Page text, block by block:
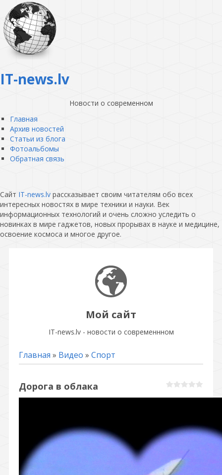
IT-news.lv
Новости о современном
Главная
Архив новостей
Статьи из блога
Фотоальбомы
Обратная связь
Сайт IT-news.lv рассказывает своим читателям обо всех
интересных новостях в мире техники и науки. Век
информационных технологий и очень сложно уследить о
новинках в мире гаджетов, новых прорывах в науке и медицине,
освоение космоса и многое другое.
Мой сайт
IT-news.lv - новости о современнном
Главная » Видео » Спорт
Дорога в облака